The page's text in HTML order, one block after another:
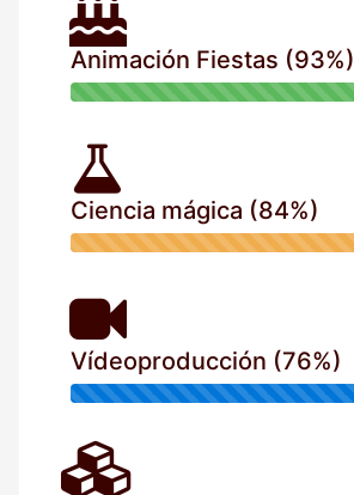
Animación Fiestas (93%)
Ciencia mágica (84%)
Vídeoproducción (76%)